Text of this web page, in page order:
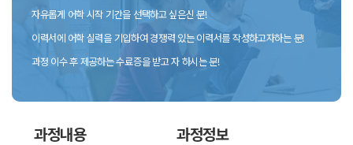
자유롭게 어학 시작 기간을 선택하고 싶은신 분!
이력서에 어학 실력을 기입하여 경쟁력 있는 이력서를 작성하고자하는 분!
과정 이수 후 제공하는 수료증을 받고 자 하시는 분!
과정내용 과정정보